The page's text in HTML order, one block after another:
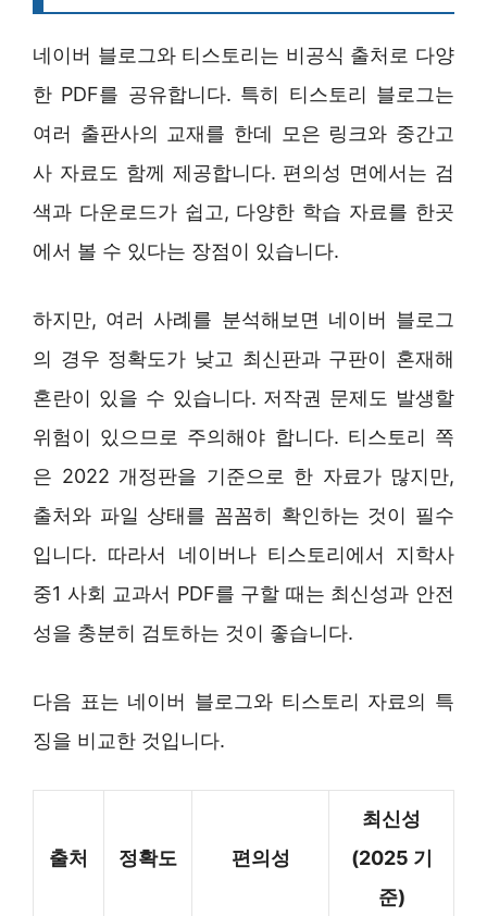
네이버 블로그와 티스토리는 비공식 출처로 다양
한 PDF를 공유합니다. 특히 티스토리 블로그는
여러 출판사의 교재를 한데 모은 링크와 중간고
사 자료도 함께 제공합니다. 편의성 면에서는 검
색과 다운로드가 쉽고, 다양한 학습 자료를 한곳
에서 볼 수 있다는 장점이 있습니다.
하지만, 여러 사례를 분석해보면 네이버 블로그
의 경우 정확도가 낮고 최신판과 구판이 혼재해
혼란이 있을 수 있습니다. 저작권 문제도 발생할
위험이 있으므로 주의해야 합니다. 티스토리 쪽
은 2022 개정판을 기준으로 한 자료가 많지만,
출처와 파일 상태를 꼼꼼히 확인하는 것이 필수
입니다. 따라서 네이버나 티스토리에서 지학사
중1 사회 교과서 PDF를 구할 때는 최신성과 안전
성을 충분히 검토하는 것이 좋습니다.
다음 표는 네이버 블로그와 티스토리 자료의 특
징을 비교한 것입니다.
출처 정확도 편의성
최신성
(2025 기
준)